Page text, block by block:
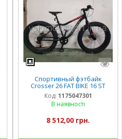
Спортивный фэтбайк
Crosser 26 FAT BIKE 16 ST
Код: 1175047301
В наявності
8 512,00 грн.